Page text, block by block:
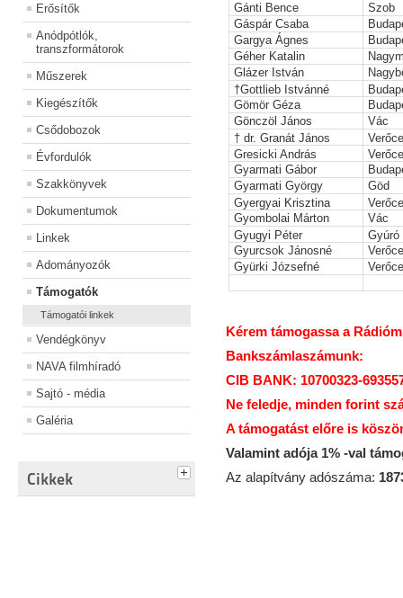
Erősítők
Anódpótlók,
transzformátorok
Műszerek
Kiegészítők
Csődobozok
Évfordulók
Szakkönyvek
Dokumentumok
Linkek
Adományozók
Támogatók
Támogatói linkek
Vendégkönyv
NAVA filmhíradó
Sajtó - média
Galéria
Cikkek
Gánti Bence
Szob
Gáspár Csaba
Gargya Ágnes
Géher Katalin
Glázer István
†Gottlieb Istvánné
Gömör Géza
Gönczöl János
Vác
† dr. Granát János
Verőce
Gresicki András
Verőce
Gyarmati Gábor
Gyarmati György
Göd
Gyergyai Krisztina
Verőce
Gyombolai Márton
Vác
Gyugyi Péter
Gyúró
Gyurcsok Jánosné
Verőce
Gyürki Józsefné
Verőce
Kérem támogassa a
Bankszámlaszámunk:
CIB BANK: 10700323-
Ne feledje, minden forint
A támogatást előre is
Valamint adója 1% -val
Az alapítvány adószáma: